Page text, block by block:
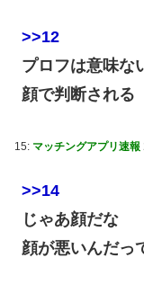
>>12
プロフは意味な
顔で判断される
15: マッチングアプリ速報
>>14
じゃあ顔だな
顔が悪いんだっ